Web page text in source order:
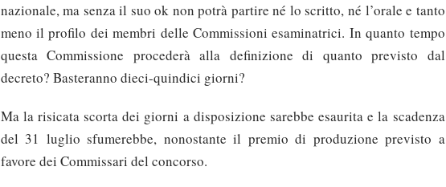
nazionale, ma senza il suo ok non potrà partire né lo scritto, né l’orale e tanto
meno il profilo dei membri delle Commissioni esaminatrici. In quanto tempo
questa Commissione procederà alla definizione di quanto previsto dal
decreto? Basteranno dieci-quindici giorni?
Ma la risicata scorta dei giorni a disposizione sarebbe esaurita e la scadenza
del 31 luglio sfumerebbe, nonostante il premio di produzione previsto a
favore dei Commissari del concorso.